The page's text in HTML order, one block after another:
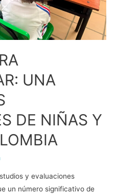
UNA
DE NIÑAS Y
y evaluaciones
un número significativo de